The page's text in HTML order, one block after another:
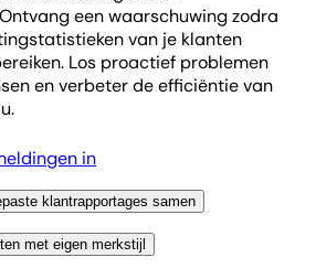
een waarschuwing zodra
van je klanten
Los proactief problemen
en verbeter de efficiëntie van
in
klant­rapportages samen
drag-and-drop-
kracht van je
met eigen merkstijl